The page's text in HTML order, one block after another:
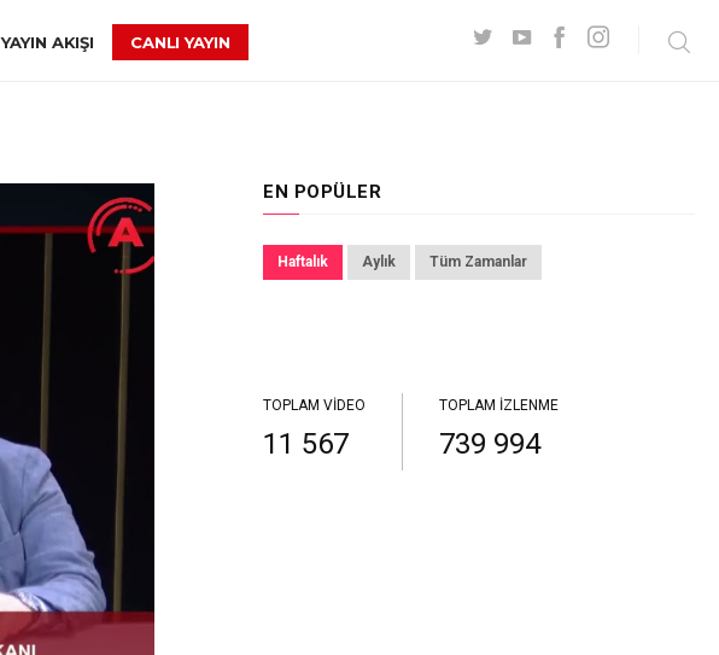
YAYIN AKIŞI CANLI YAYIN
EN POPÜLER
Haftalık Aylık Tüm Zamanlar
TOPLAM VIDEO
11 567
TOPLAM İZLENME
739 994